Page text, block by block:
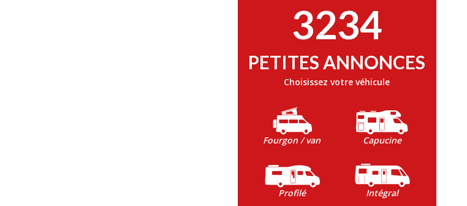
3234
PETITES ANNONCES
Choisissez votre véhicule
Fourgon / van Capucine
Profilé Intégral